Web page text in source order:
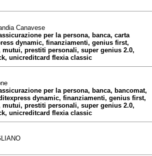
Canavese
per la persona, banca, carta
dynamic, finanziamenti, genius first,
prestiti personali, super genius 2.0,
unicreditcard flexia classic
per la persona, banca, bancomat,
dynamic, finanziamenti, genius first,
prestiti personali, super genius 2.0,
unicreditcard flexia classic